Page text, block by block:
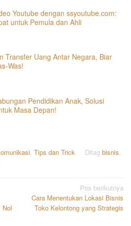
Youtube dengan ssyoutube.com:
untuk Pemula dan Ahli
Transfer Uang Antar Negara, Biar
Was!
Pendidikan Anak, Solusi
Masa Depan!
, Tips dan Trick Ditag bisnis,
Nol
Pos berikutnya
Cara Menentukan Lokasi Bisnis
Toko Kelontong yang Strategis